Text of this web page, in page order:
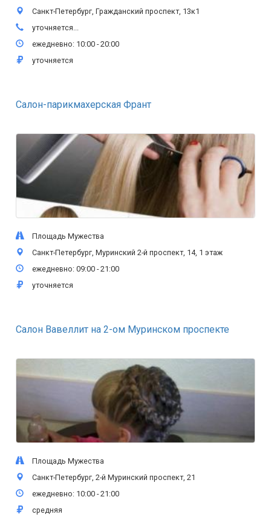
Санкт-Петербург, Гражданский проспект, 13к1
уточняется...
ежедневно: 10:00 - 20:00
уточняется
Салон-парикмахерская Франт
Площадь Мужества
Санкт-Петербург, Муринский 2-й проспект, 14, 1 этаж
ежедневно: 09:00 - 21:00
уточняется
Салон Вавеллит на 2-ом Муринском проспекте
Площадь Мужества
Санкт-Петербург, 2-й Муринский проспект, 21
ежедневно: 10:00 - 21:00
средняя